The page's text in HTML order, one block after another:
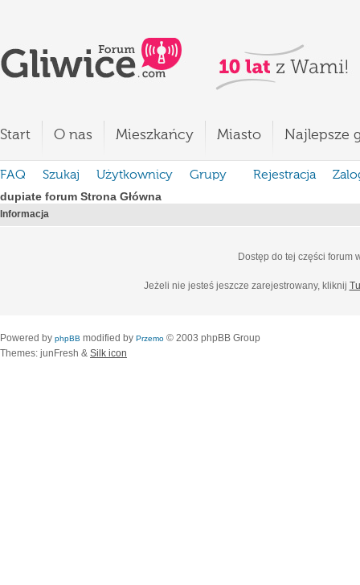
Start O nas Mieszkańcy Miasto Najlepsze
FAQ Szukaj Użytkownicy Grupy Rejestracja
dupiate forum Strona Główna
Informacja
Dostęp do tej części forum
Jeżeli nie jesteś jeszcze zarejestrowany, kliknij
Powered by phpBB modified by Przemo © 2003 phpBB Group
Themes: junFresh & Silk icon